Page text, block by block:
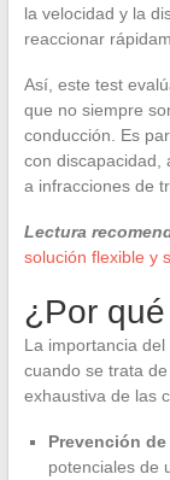
la velocidad y la
reaccionar
Así, este test
que no siempre
conducción. Es
con discapacidad,
a infracciones de
Lectura
solución flexible y
¿Por
La importancia
cuando se trata
exhaustiva de las
Prevención
potenciales de